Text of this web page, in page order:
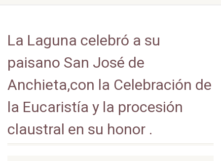
La Laguna celebró a su
paisano San José de
Anchieta,con la Celebración de
la Eucaristía y la procesión
claustral en su honor .